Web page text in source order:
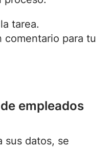
tarea.
comentario para tu
empleados
sus datos, se